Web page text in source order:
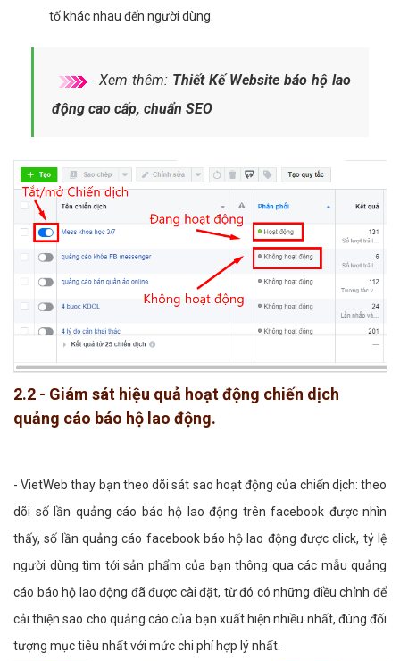
tố khác nhau đến người dùng.
Xem thêm: Thiết Kế Website báo hộ lao
động cao cấp, chuẩn SEO
2.2 - Giám sát hiệu quả hoạt động chiến dịch
quảng cáo báo hộ lao động.
- VietWeb thay bạn theo dõi sát sao hoạt động của chiến dịch: theo
dõi số lần quảng cáo báo hộ lao động trên facebook được nhìn
thấy, số lần quảng cáo facebook báo hộ lao động được click, tỷ lệ
người dùng tìm tới sản phẩm của bạn thông qua các mẫu quảng
cáo báo hộ lao động đã được cài đặt, từ đó có những điều chỉnh để
cải thiện sao cho quảng cáo của bạn xuất hiện nhiều nhất, đúng đối
tượng mục tiêu nhất với mức chi phí hợp lý nhất.